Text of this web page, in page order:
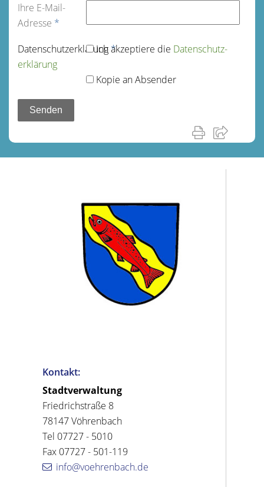
Ihre E-Mail-
Adresse *
Datenschutz­erklärung*
Ich akzeptiere die Datenschutz­
erklärung
Kopie an Absender
Kontakt:
Stadtverwaltung
Friedrichstraße 8
78147 Vöhrenbach
Tel 07727 - 5010
Fax 07727 - 501-119
info@voehrenbach.de